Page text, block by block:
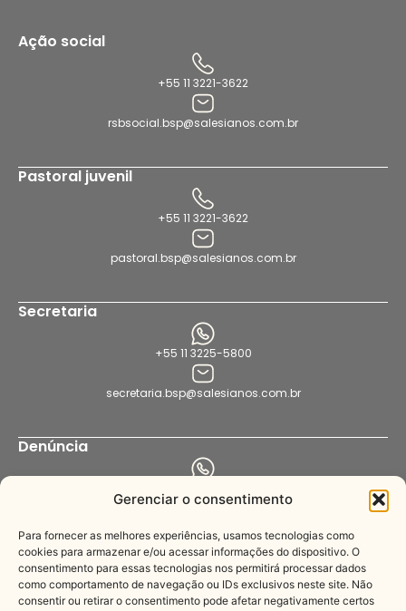
Gerenciar o consentimento
Para fornecer as melhores experiências, usamos tecnologias como
cookies para armazenar e/ou acessar informações do dispositivo. O
consentimento para essas tecnologias nos permitirá processar dados
como comportamento de navegação ou IDs exclusivos neste site. Não
consentir ou retirar o consentimento pode afetar negativamente certos
Ação social
+55 11 3221-3622
rsbsocial.bsp@salesianos.com.br
Pastoral juvenil
+55 11 3221-3622
pastoral.bsp@salesianos.com.br
Secretaria
+55 11 3225-5800
secretaria.bsp@salesianos.com.br
Denúncia
denuncia.bsp@salesianos.com.br
Imprensa